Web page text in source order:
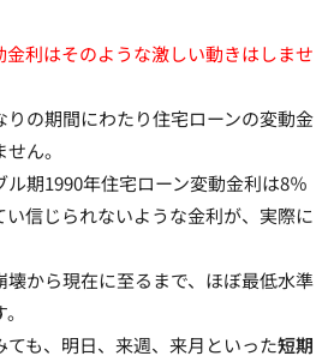
金利はそのような激しい動きはしませ
りの期間にわたり住宅ローンの変動金
ん。
期1990年住宅ローン変動金利は8％
信じられないような金利が、実際に
壊から現在に至るまで、ほぼ最低水準
。
ても、明日、来週、来月といった短期